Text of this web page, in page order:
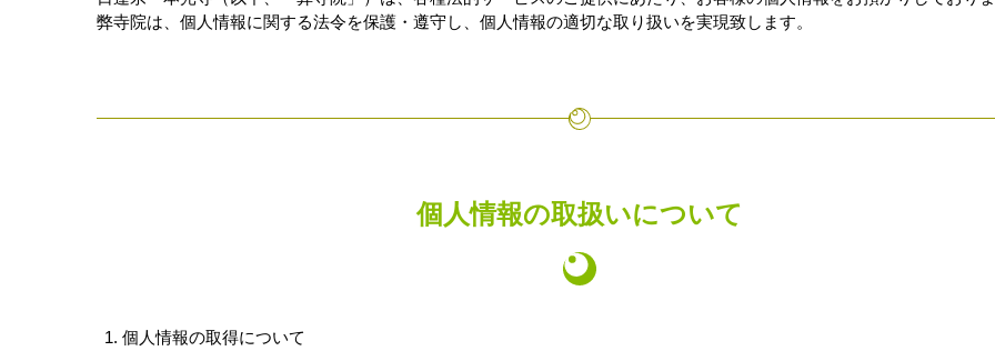
弊寺院は、個人情報に関する法令を保護・遵守し、個人情報の適切な取り扱いを実現致します。
個人情報の取扱いについて
個人情報の取得について